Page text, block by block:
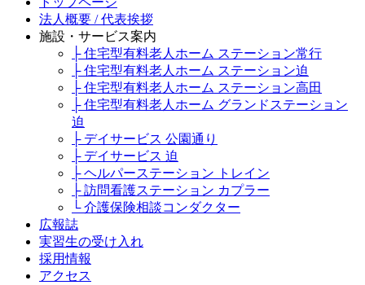
法人概要 / 代表挨拶
施設・サービス案内
├ 住宅型有料老人ホーム ステーション常行
├ 住宅型有料老人ホーム ステーション迫
├ 住宅型有料老人ホーム ステーション高田
├ 住宅型有料老人ホーム グランドステーション
迫
├ デイサービス 公園通り
├ デイサービス 迫
├ ヘルパーステーション トレイン
├ 訪問看護ステーション カプラー
└ 介護保険相談コンダクター
広報誌
実習生の受け入れ
採用情報
アクセス